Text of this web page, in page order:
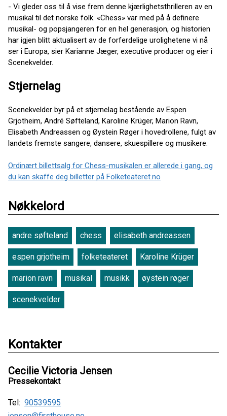
- Vi gleder oss til å vise frem denne kjærlighetsthrilleren av en
musikal til det norske folk. «Chess» var med på å definere
musikal- og popsjangeren for en hel generasjon, og historien
har igjen blitt aktualisert av de forferdelige urolighetene vi nå
ser i Europa, sier Karianne Jæger, executive producer og eier i
Scenekvelder.
Stjernelag
Scenekvelder byr på et stjernelag bestående av Espen
Grjotheim, André Søfteland, Karoline Krüger, Marion Ravn,
Elisabeth Andreassen og Øystein Røger i hovedrollene, fulgt av
landets fremste sangere, dansere, skuespillere og musikere.
Ordinært billettsalg for Chess-musikalen er allerede i gang, og
du kan skaffe deg billetter på Folketeateret.no
Nøkkelord
andre søfteland chess elisabeth andreassen
espen grjotheim folketeateret Karoline Krüger
marion ravn musikal musikk øystein røger
scenekvelder
Kontakter
Cecilie Victoria Jensen
Pressekontakt
Tel: 90539595